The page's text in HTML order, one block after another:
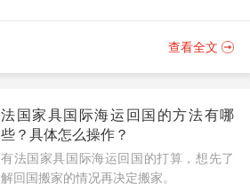
查看全文
法国家具国际海运回国的方法有哪
些？具体怎么操作？
有法国家具国际海运回国的打算，想先了
解回国搬家的情况再决定搬家。